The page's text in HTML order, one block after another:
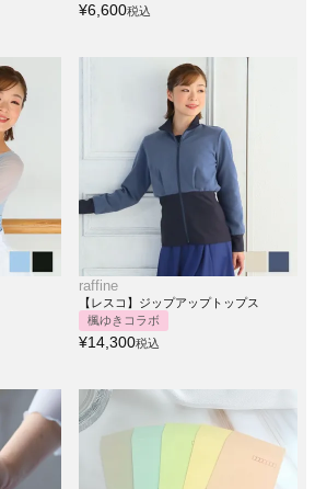
¥6,600税込
raffine
【レスコ】ジップアップトップス
楓ゆきコラボ
¥14,300税込